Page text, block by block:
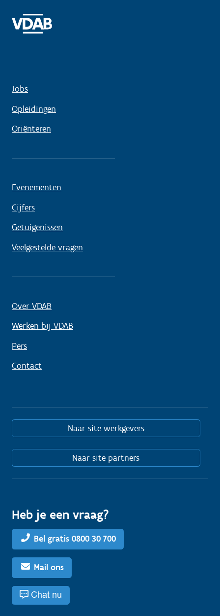
Jobs
Opleidingen
Oriënteren
Evenementen
Cijfers
Getuigenissen
Veelgestelde vragen
Over VDAB
Werken bij VDAB
Pers
Contact
Naar site werkgevers
Naar site partners
Heb je een vraag?
Bel gratis 0800 30 700
Mail ons
Chat nu